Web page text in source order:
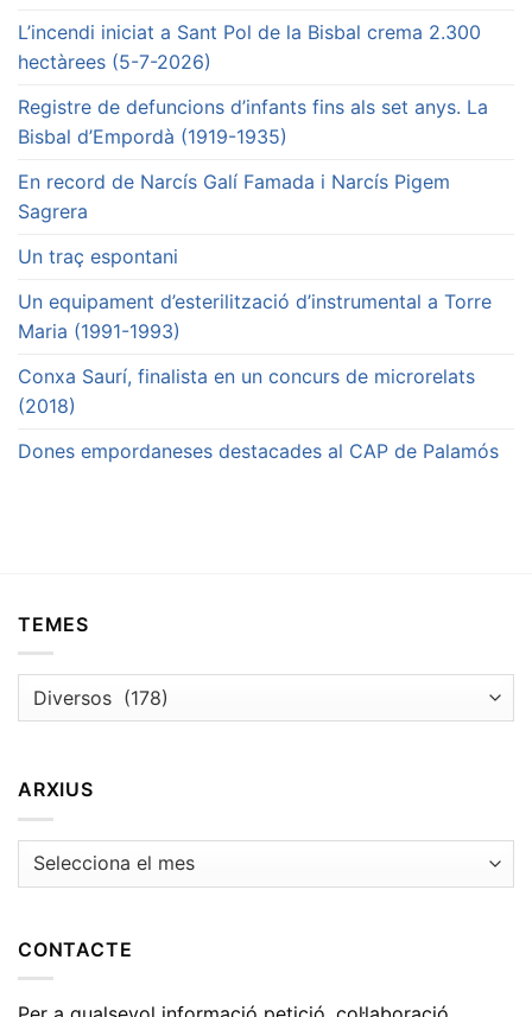
L’incendi iniciat a Sant Pol de la Bisbal crema 2.300
hectàrees (5-7-2026)
Registre de defuncions d’infants fins als set anys. La
Bisbal d’Empordà (1919-1935)
En record de Narcís Galí Famada i Narcís Pigem
Sagrera
Un traç espontani
Un equipament d’esterilització d’instrumental a Torre
Maria (1991-1993)
Conxa Saurí, finalista en un concurs de microrelats
(2018)
Dones empordaneses destacades al CAP de Palamós
TEMES
Temes
ARXIUS
Arxius
CONTACTE